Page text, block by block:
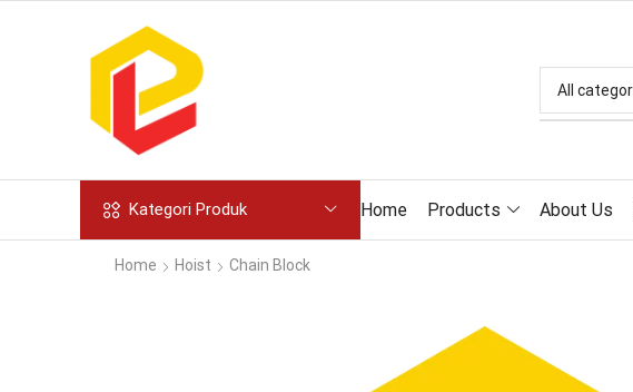
Kategori Produk Home Products About Us
Home Hoist Chain Block